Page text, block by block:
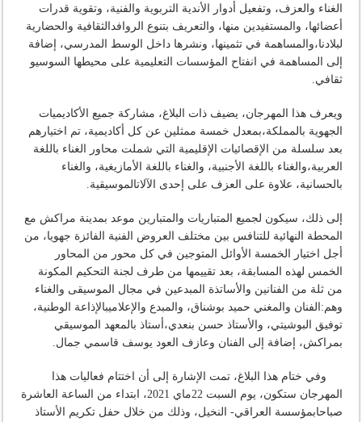
الغناء والعزف، وتفعيل أدوار الأندية التربوية والفنية، وتقوية قدرات
أعضائها، والمستفيدين منها، والتعريف بتنوع الروافدالثقافية والحضارية
لبلادنا،والمساهمة في تثمينها، ونشرها داخل الوسط المدرسي، إضافة
إلى المساهمة في انفتاح المؤسسات التعليمية على محيطها السوسيو
ثقافي.
ويعرف هذا المهرجان، يضيف ذات البلاغ، مشاركة جميع الأكاديميات
الجهوية بالمملكة،بمعدل خمسة ممثلين عن كل أكاديمية، تم اختيارهم
بعد سلسلة من الإقصائيات الإقليمية التي شملت محاور الغناء باللغة
العربية،والغناء باللغة الأجنبية، والغناء باللغة الأمازيغية، والغناء
بالحسانية، علاوة على العزف على إحدى الآلاتالموسيقية.
إلى ذلك، سيكون لجميع المتباريات والمتبارين موعد بمدينة مراكش مع
المحطة النهائية للتنافس بين مختلف العروض الفنية الفائزة جهويا، من
أجل اختيار الخمسة الأوائل المتوجين في كل محور من المحاور
الخمس لهذه المسابقة، بعد تقييمها من طرف لجنة التحكيم المكونة
من ثلة من الفنانين والأساتذة المبدعين في مجال الموسيقى والغناء
وهم:الفنان والمغني حميد بوشناق، والمبدع والإعلاميبالإذاعة الوطنية،
توفيق البوشيتي، والأستاذ حسن بنعدي،أستاذ بالمعهد الموسيقي
بمراكش، إضافة إلى الفنان وعازف العود يوسف قاسمي جمال.
وفي ختام هذا البلاغ، تمت الإشارة إلى أن اختتام فعاليات هذا
المهرجان ستكون، يوم السبت 22ماي 2021، ابتداء من الساعة العاشرة
صباحابمؤسسة العراقي- النخيل، وذلك من خلال حفل تكريم الأستاذ